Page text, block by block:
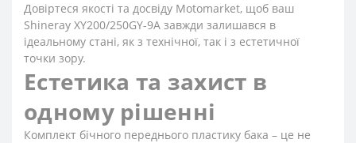
Довіртеся якості та досвіду Motomarket, щоб ваш
Shineray XY200/250GY-9A завжди залишався в
ідеальному стані, як з технічної, так і з естетичної
точки зору.
Естетика та захист в
одному рішенні
Комплект бічного переднього пластику бака – це не